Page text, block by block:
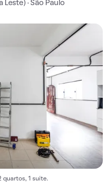
· São Paulo
quartos, 1 suíte.